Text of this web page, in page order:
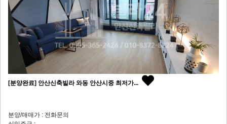
[분양완료] 안산신축빌라 와동 안산시중 최저가...
분양/매매가 : 전화문의